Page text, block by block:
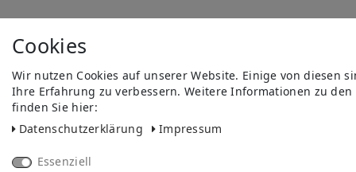
Cookies
Wir nutzen Cookies auf unserer Website. Einige von diesen
Ihre Erfahrung zu verbessern. Weitere Informationen zu
finden Sie hier:
Daten­schutz­erklärung
Impressum
Essenziell